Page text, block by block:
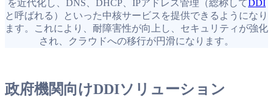
を近代化し、DNS、DHCP、IPアドレス管理（総称してDDI
と呼ばれる）といった中核サービスを提供できるようになり
ます。これにより、耐障害性が向上し、セキュリティが強化
され、クラウドへの移行が円滑になります。
政府機関向けDDIソリューション